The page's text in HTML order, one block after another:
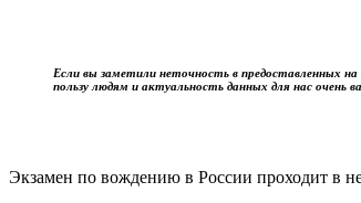
Если вы заметили неточность в предоставленных
пользу людям и актуальность данных для нас очень
Экзамен по вождению в России проходит в